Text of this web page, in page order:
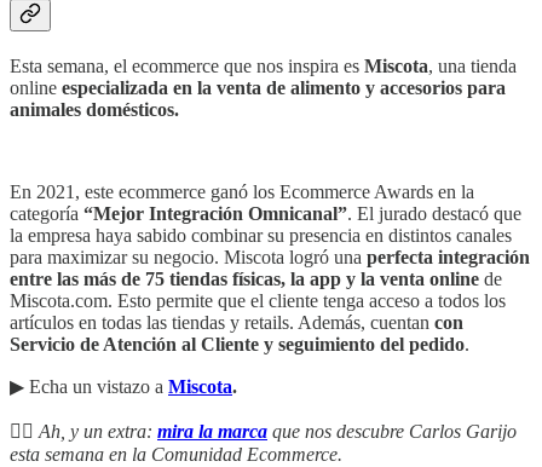
Esta semana, el ecommerce que nos inspira es Miscota, una tienda
online especializada en la venta de alimento y accesorios para
animales domésticos.
En 2021, este ecommerce ganó los Ecommerce Awards en la
categoría “Mejor Integración Omnicanal”. El jurado destacó que
la empresa haya sabido combinar su presencia en distintos canales
para maximizar su negocio. Miscota logró una perfecta integración
entre las más de 75 tiendas físicas, la app y la venta online de
Miscota.com. Esto permite que el cliente tenga acceso a todos los
artículos en todas las tiendas y retails. Además, cuentan con
Servicio de Atención al Cliente y seguimiento del pedido.
▶︎ Echa un vistazo a Miscota.
👉🏻 Ah, y un extra: mira la marca que nos descubre Carlos Garijo
esta semana en la Comunidad Ecommerce.